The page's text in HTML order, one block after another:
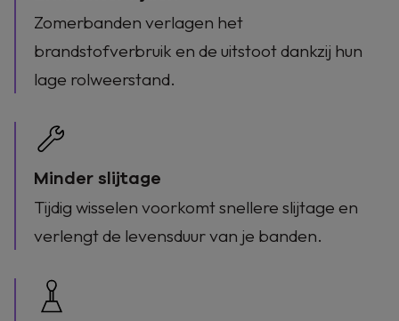
Zomerbanden verlagen het
brandstofverbruik en de uitstoot dankzij hun
lage rolweerstand.
Minder slijtage
Tijdig wisselen voorkomt snellere slijtage en
verlengt de levensduur van je banden.